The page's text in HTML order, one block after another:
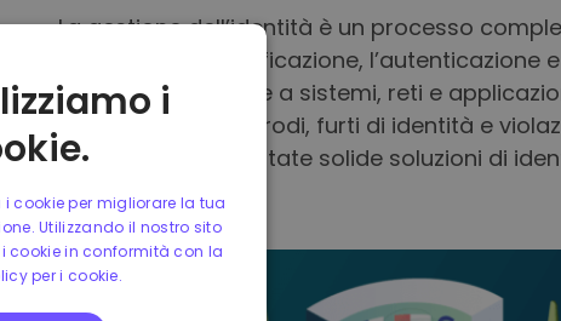
La gestione dell’identità è un processo
comprende l’identificazione, l’autenticazione
singoli ad accedere a sistemi, reti e
ridurre il rischio di frodi, furti di identità e
vengono implementate solide soluzioni di
i
i cookie per migliorare la tua
Utilizzando il nostro sito
cookie in conformità con la
per i cookie.